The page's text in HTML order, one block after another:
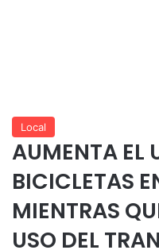
Local
AUMENTA EL
BICICLETAS
MIENTRAS
USO DEL